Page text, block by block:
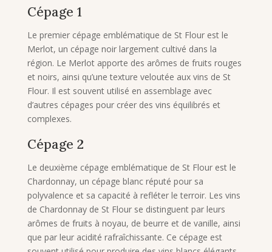
Cépage 1
Le premier cépage emblématique de St Flour est le
Merlot, un cépage noir largement cultivé dans la
région. Le Merlot apporte des arômes de fruits rouges
et noirs, ainsi qu’une texture veloutée aux vins de St
Flour. Il est souvent utilisé en assemblage avec
d’autres cépages pour créer des vins équilibrés et
complexes.
Cépage 2
Le deuxième cépage emblématique de St Flour est le
Chardonnay, un cépage blanc réputé pour sa
polyvalence et sa capacité à refléter le terroir. Les vins
de Chardonnay de St Flour se distinguent par leurs
arômes de fruits à noyau, de beurre et de vanille, ainsi
que par leur acidité rafraîchissante. Ce cépage est